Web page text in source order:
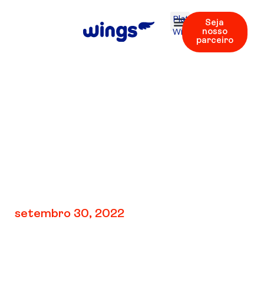
Plataforma
Wings
Seja
nosso
parceiro
setembro 30, 2022